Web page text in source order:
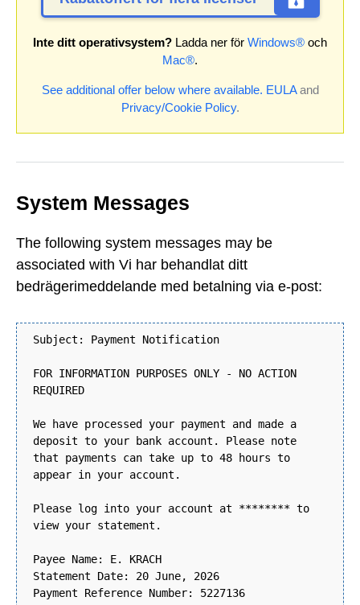
Inte ditt operativsystem? Ladda ner för Windows® och
Mac®.
See additional offer below where available. EULAand
Privacy/Cookie Policy.
System Messages
The following system messages may be
associated with Vi har behandlat ditt
bedrägerimeddelande med betalning via e-post:
Subject: Payment Notification
FOR INFORMATION PURPOSES ONLY - NO ACTION
REQUIRED
We have processed your payment and made a
deposit to your bank account. Please note
that payments can take up to 48 hours to
appear in your account.
Please log into your account at ******** to
view your statement.
Payee Name: E. KRACH
Statement Date: 20 June, 2026
Payment Reference Number: 5227136